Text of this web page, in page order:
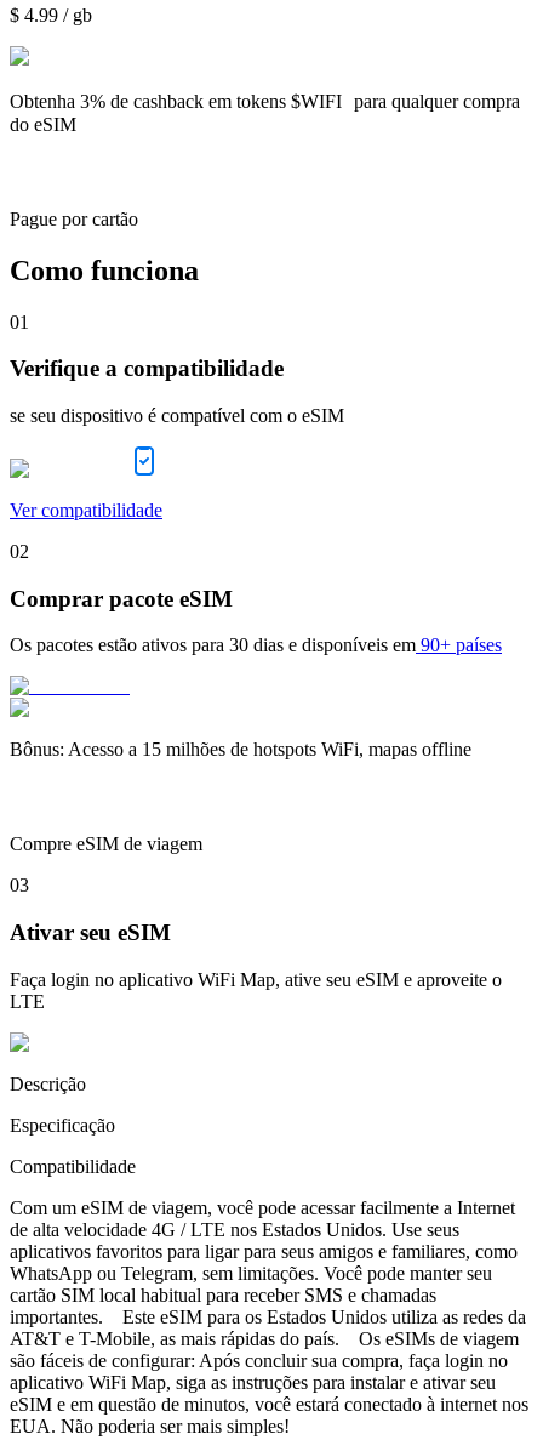
$ 4.99 / gb
Obtenha 3% de cashback em tokens $WIFI para qualquer compra
do eSIM
Pague por cartão
Como funciona
01
Verifique a compatibilidade
se seu dispositivo é compatível com o eSIM
Ver compatibilidade
02
Comprar pacote eSIM
Os pacotes estão ativos para 30 dias e disponíveis em 90+ países
Bônus: Acesso a 15 milhões de hotspots WiFi, mapas offline
Compre eSIM de viagem
03
Ativar seu eSIM
Faça login no aplicativo WiFi Map, ative seu eSIM e aproveite o
LTE
Descrição
Especificação
Compatibilidade
Com um eSIM de viagem, você pode acessar facilmente a Internet
de alta velocidade 4G / LTE nos Estados Unidos. Use seus
aplicativos favoritos para ligar para seus amigos e familiares, como
WhatsApp ou Telegram, sem limitações. Você pode manter seu
cartão SIM local habitual para receber SMS e chamadas
importantes. Este eSIM para os Estados Unidos utiliza as redes da
AT&T e T-Mobile, as mais rápidas do país. Os eSIMs de viagem
são fáceis de configurar: Após concluir sua compra, faça login no
aplicativo WiFi Map, siga as instruções para instalar e ativar seu
eSIM e em questão de minutos, você estará conectado à internet nos
EUA. Não poderia ser mais simples!